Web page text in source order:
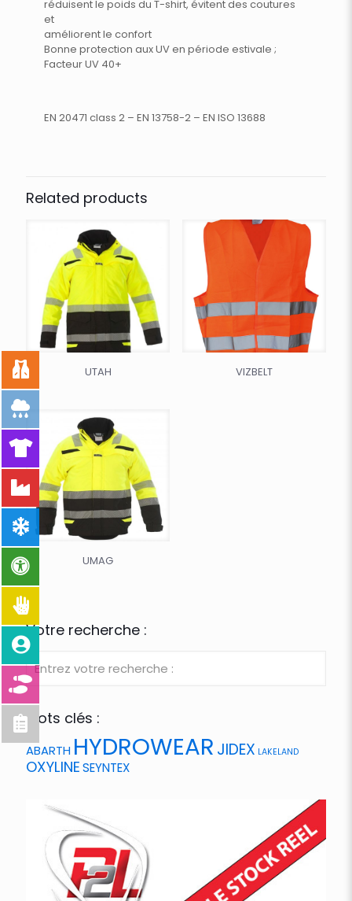
réduisent le poids du T-shirt, évitent des coutures
et
améliorent le confort
Bonne protection aux UV en période estivale ;
Facteur UV 40+
EN 20471 class 2 – EN 13758-2 – EN ISO 13688
Related products
UTAH VIZBELT
UMAG
Votre recherche :
Mots clés :
ABARTH HYDROWEAR JIDEX LAKELAND
OXYLINESEYNTEX